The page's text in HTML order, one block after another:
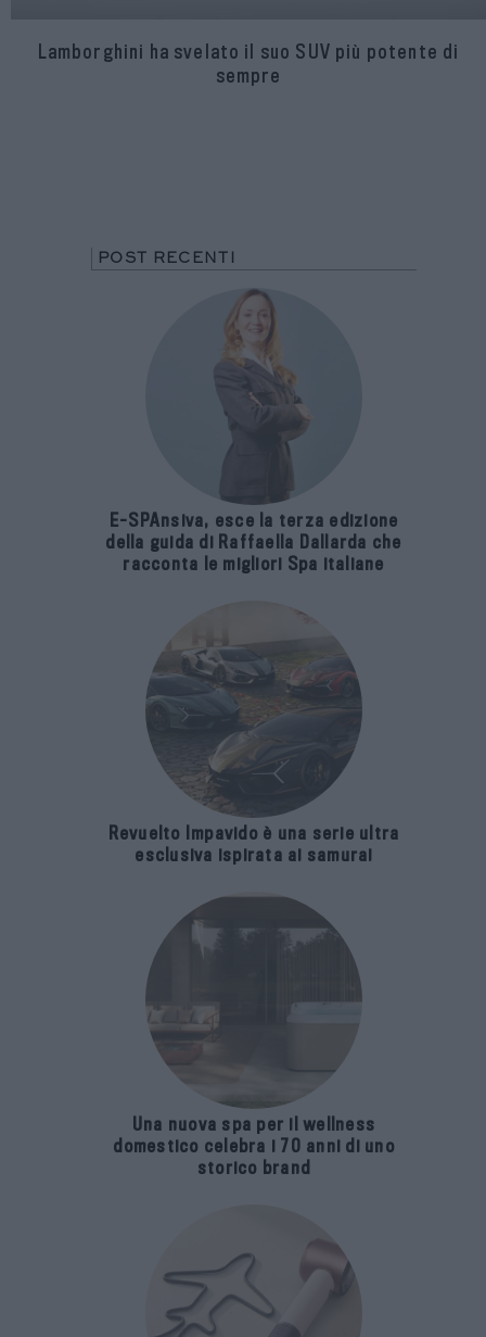
Lamborghini ha svelato il suo SUV più potente di
sempre
POST RECENTI
E-SPAnsiva, esce la terza edizione
della guida di Raffaella Dallarda che
racconta le migliori Spa italiane
Revuelto Impavido è una serie ultra
esclusiva ispirata ai samurai
Una nuova spa per il wellness
domestico celebra i 70 anni di uno
storico brand